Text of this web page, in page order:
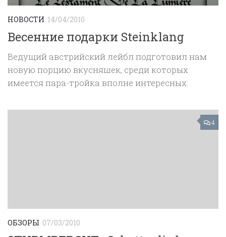
НОВОСТИ 14/04/2010
Весенние подарки Steinklang
Ведущий австрийский лейбл подготовил нам
новую порцию вкусняшек, среди которых
имеется пара-тройка вполне интересных:
4
ОБЗОРЫ 07/03/2010